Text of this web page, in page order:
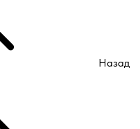
Назад